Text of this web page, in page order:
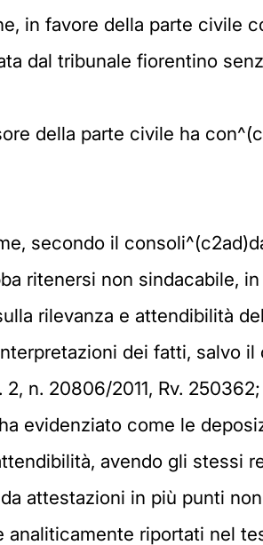
in favore della parte civile
dal tribunale fiorentino
della parte civile ha
secondo il
ritenersi non sindacabile,
rilevanza e attendibilità
dei fatti, salvo
n. 20806/2011, Rv.
evidenziato come le
avendo gli stessi
attestazioni in più punti
riportati nel